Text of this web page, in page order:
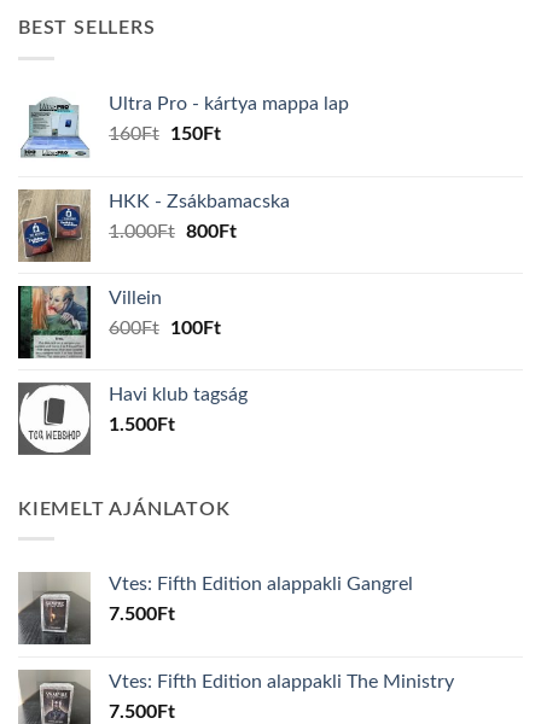
BEST SELLERS
Ultra Pro - kártya mappa lap
160Ft
Original
160Ft.
150FtCurrent
150Ft.
HKK - Zsákbamacska
1.000Ft Original
800FtCurrent
Villein
600Ft
Original
600Ft.
100FtCurrent
100Ft.
Havi klub tagság
1.500Ft
KIEMELT AJÁNLATOK
Vtes: Fifth Edition alappakli Gangrel
7.500Ft
Vtes: Fifth Edition alappakli The Ministry
7.500Ft